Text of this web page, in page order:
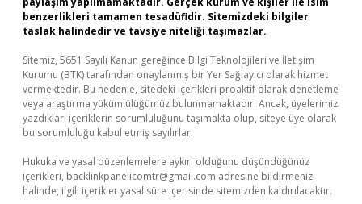
benzerlikleri tamamen tesadüfidir. Sitemizdeki bilgiler
taslak halindedir ve tavsiye niteliği taşımazlar.
Sitemiz, 5651 Sayılı Kanun gereğince Bilgi Teknolojileri ve İletişim
Kurumu (BTK) tarafından onaylanmış bir Yer Sağlayıcı olarak hizmet
vermektedir. Bu nedenle, sitedeki içerikleri proaktif olarak denetleme
veya araştırma yükümlülüğümüz bulunmamaktadır. Ancak, üyelerimiz
yazdıkları içeriklerin sorumluluğunu taşımakta olup, siteye üye olarak
bu sorumluluğu kabul etmiş sayılırlar.
Hukuka ve yasal düzenlemelere aykırı olduğunu düşündüğünüz
içerikleri, backlinkpanelicomtr@gmail.com adresine bildirmeniz
halinde, ilgili içerikler yasal süre içerisinde sitemizden kaldırılacaktır.